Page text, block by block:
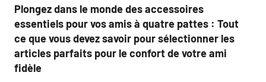
de
l’article
Plongez dans le monde des accessoires
essentiels pour vos amis à quatre pattes : Tout
ce que vous devez savoir pour sélectionner les
articles parfaits pour le confort de votre ami
fidèle